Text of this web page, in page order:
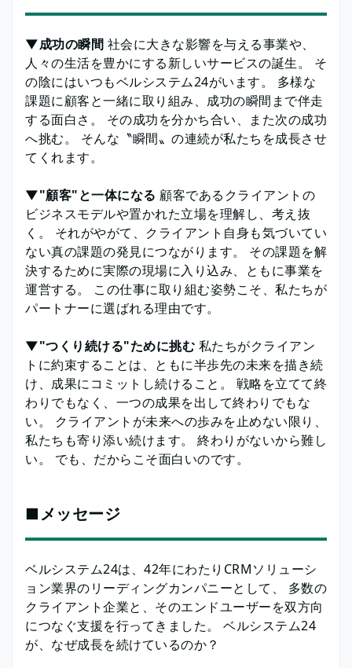
▼成功の瞬間 社会に大きな影響を与える事業や、
人々の生活を豊かにする新しいサービスの誕生。 そ
の陰にはいつもベルシステム24がいます。 多様な
課題に顧客と一緒に取り組み、成功の瞬間まで伴走
する面白さ。 その成功を分かち合い、また次の成功
へ挑む。 そんな〝瞬間〟の連続が私たちを成長させ
てくれます。
▼"顧客"と一体になる 顧客であるクライアントの
ビジネスモデルや置かれた立場を理解し、考え抜
く。 それがやがて、クライアント自身も気づいてい
ない真の課題の発見につながります。 その課題を解
決するために実際の現場に入り込み、ともに事業を
運営する。 この仕事に取り組む姿勢こそ、私たちが
パートナーに選ばれる理由です。
▼"つくり続ける"ために挑む 私たちがクライアン
トに約束することは、ともに半歩先の未来を描き続
け、成果にコミットし続けること。 戦略を立てて終
わりでもなく、一つの成果を出して終わりでもな
い。 クライアントが未来への歩みを止めない限り、
私たちも寄り添い続けます。 終わりがないから難し
い。 でも、だからこそ面白いのです。
■メッセージ
ベルシステム24は、42年にわたりCRMソリューシ
ョン業界のリーディングカンパニーとして、 多数の
クライアント企業と、そのエンドユーザーを双方向
につなぐ支援を行ってきました。 ベルシステム24
が、なぜ成長を続けているのか？